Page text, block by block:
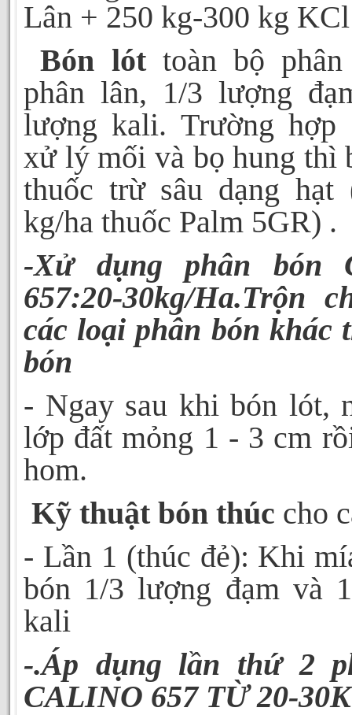
Lân + 250 kg-300 kg KCl
Bón lóttoàn bộ
phân lân, 1/3 lượng
lượng kali. Trường hợp
xử lý mối và bọ hung thì
thuốc trừ sâu dạng
kg/ha thuốc Palm 5GR) .
-Xử dụng phân bón
657:20-30kg/Ha.Trộn
các loại phân bón khác
bón
- Ngay sau khi bón lót,
lớp đất mỏng 1 - 3 cm
hom.
Kỹ thuật bón thúc cho
- Lần 1 (thúc đẻ): Khi
bón 1/3 lượng đạm và
kali
-.Áp dụng lần thứ 2
CALINO 657 TỪ 20-